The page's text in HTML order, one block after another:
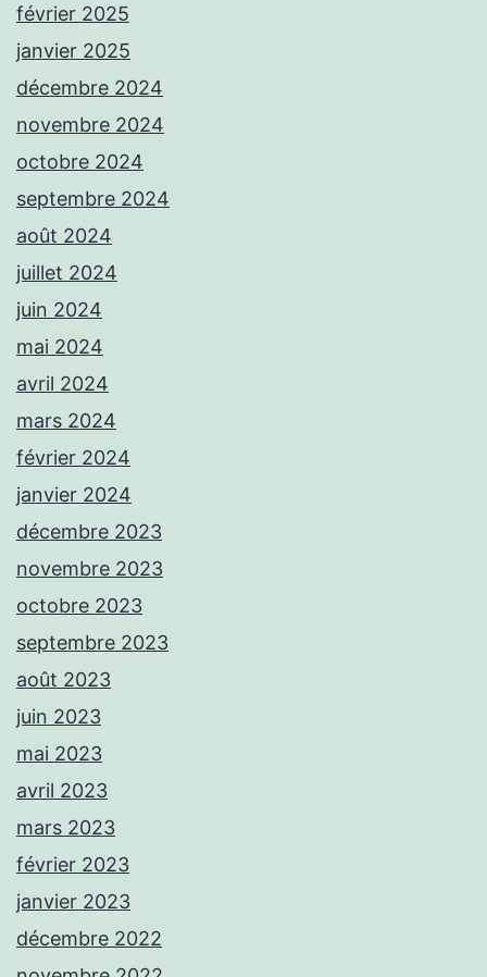
février 2025
janvier 2025
décembre 2024
novembre 2024
octobre 2024
septembre 2024
août 2024
juillet 2024
juin 2024
mai 2024
avril 2024
mars 2024
février 2024
janvier 2024
décembre 2023
novembre 2023
octobre 2023
septembre 2023
août 2023
juin 2023
mai 2023
avril 2023
mars 2023
février 2023
janvier 2023
décembre 2022